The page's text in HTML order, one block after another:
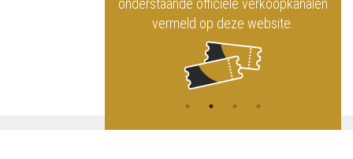
onderstaande officiële verkoopkanalen
vermeld op deze website.